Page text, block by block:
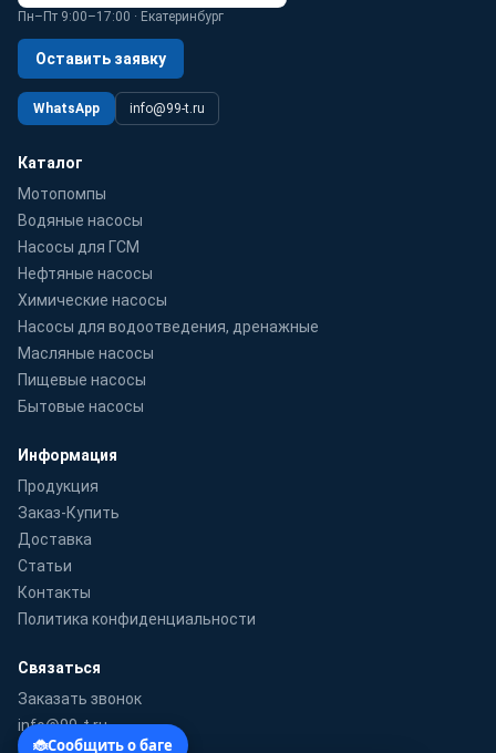
Пн–Пт 9:00–17:00 · Екатеринбург
Оставить заявку
WhatsApp info@99-t.ru
Каталог
Мотопомпы
Водяные насосы
Насосы для ГСМ
Нефтяные насосы
Химические насосы
Насосы для водоотведения, дренажные
Масляные насосы
Пищевые насосы
Бытовые насосы
Информация
Продукция
Заказ-Купить
Доставка
Статьи
Контакты
Политика конфиденциальности
Связаться
Заказать звонок
info@99-t.ru